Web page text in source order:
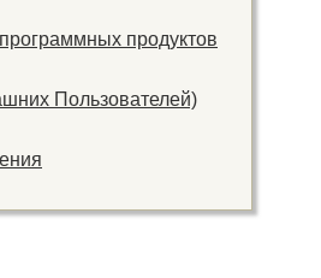
продуктов
Пользователей)